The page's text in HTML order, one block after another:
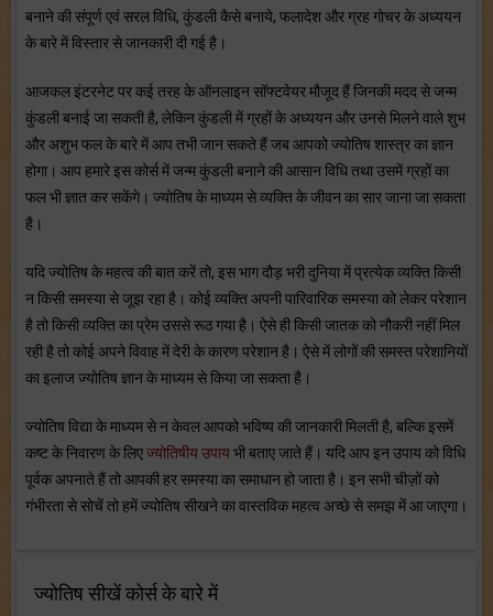
बनाने की संपूर्ण एवं सरल विधि, कुंडली कैसे बनाये, फलादेश और ग्रह गोचर के अध्ययन
के बारे में विस्तार से जानकारी दी गई है।
आजकल इंटरनेट पर कई तरह के ऑनलाइन सॉफ्टवेयर मौजूद हैं जिनकी मदद से जन्म
कुंडली बनाई जा सकती है, लेकिन कुंडली में ग्रहों के अध्ययन और उनसे मिलने वाले शुभ
और अशुभ फल के बारे में आप तभी जान सकते हैं जब आपको ज्योतिष शास्त्र का ज्ञान
होगा। आप हमारे इस कोर्स में जन्म कुंडली बनाने की आसान विधि तथा उसमें ग्रहों का
फल भी ज्ञात कर सकेंगे। ज्योतिष के माध्यम से व्यक्ति के जीवन का सार जाना जा सकता
है।
यदि ज्योतिष के महत्व की बात करें तो, इस भाग दौड़ भरी दुनिया में प्रत्येक व्यक्ति किसी
न किसी समस्या से जूझ रहा है। कोई व्यक्ति अपनी पारिवारिक समस्या को लेकर परेशान
है तो किसी व्यक्ति का प्रेम उससे रूठ गया है। ऐसे ही किसी जातक को नौकरी नहीं मिल
रही है तो कोई अपने विवाह में देरी के कारण परेशान है। ऐसे में लोगों की समस्त परेशानियों
का इलाज ज्योतिष ज्ञान के माध्यम से किया जा सकता है।
ज्योतिष विद्या के माध्यम से न केवल आपको भविष्य की जानकारी मिलती है, बल्कि इसमें
कष्ट के निवारण के लिएज्योतिषीय उपायभी बताए जाते हैं। यदि आप इन उपाय को विधि
पूर्वक अपनाते हैं तो आपकी हर समस्या का समाधान हो जाता है। इन सभी चीज़ों को
गंभीरता से सोचें तो हमें ज्योतिष सीखने का वास्तविक महत्व अच्छे से समझ में आ जाएगा।
ज्योतिष सीखें कोर्स के बारे में